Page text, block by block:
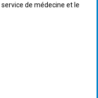
de médecine et le